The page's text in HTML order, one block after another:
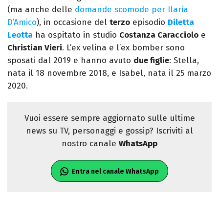
(ma anche delle domande scomode per Ilaria
D’Amico), in occasione del terzo episodio Diletta
Leotta ha ospitato in studio Costanza Caracciolo e
Christian Vieri. L’ex velina e l’ex bomber sono
sposati dal 2019 e hanno avuto due figlie: Stella,
nata il 18 novembre 2018, e Isabel, nata il 25 marzo
2020.
Vuoi essere sempre aggiornato sulle ultime
news su TV, personaggi e gossip? Iscriviti al
nostro canale WhatsApp
Entra nel canale WhatsApp